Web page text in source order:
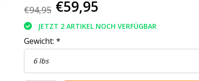
€94,95 €59,95
JETZT 2 ARTIKEL NOCH VERFÜGBAR
Gewicht: *